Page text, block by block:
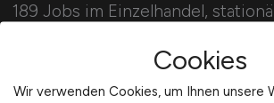
189 Jobs im Einzelhandel,
Cookies
Wir verwenden Cookies, um Ihnen unsere